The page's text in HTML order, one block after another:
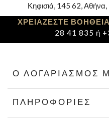
Κηφισιά, 145 62,
ΧΡΕΙΑΖΕΣΤΕ
28 41 835 ή
Ο ΛΟΓΑΡΙΑΣΜΌΣ
ΠΛΗΡΟΦΟΡΊΕΣ